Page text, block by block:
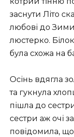
заснути Літо
любові до Зими
люстерко.
була схожа на
Осінь вдягла
та гукнула
пішла до
сестри аж очі
повідомила,